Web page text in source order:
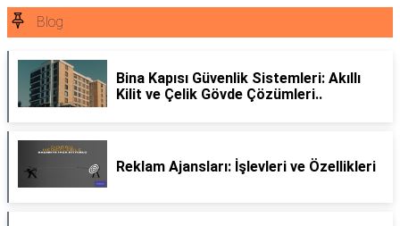
Blog
Bina Kapısı Güvenlik Sistemleri: Akıllı
Kilit ve Çelik Gövde Çözümleri..
Reklam Ajansları: İşlevleri ve Özellikleri